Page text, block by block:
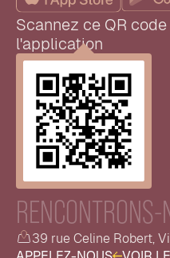
Scannez ce QR
l'application
RENCONTRONS-
39 rue Celine Robert,